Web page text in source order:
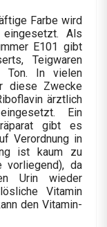
Farbe wird
Als
E101 gibt
Teigwaren
Ton. In vielen
diese Zwecke
ärztlich
Ein
gibt es
Verordnung in
ist kaum zu
vorliegend), da
Urin wieder
Vitamin
den Vitamin-